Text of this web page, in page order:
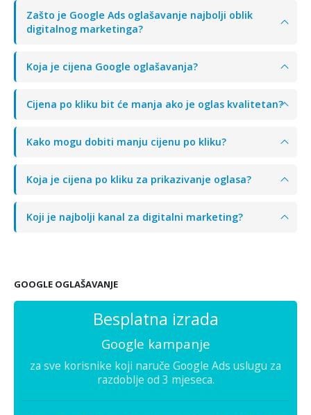
Zašto je Google Ads oglašavanje najbolji oblik
digitalnog marketinga?
Koja je cijena Google oglašavanja?
Cijena po kliku bit će manja ako je oglas kvalitetan?
Kako mogu dobiti manju cijenu po kliku?
Koja je cijena po kliku za prikazivanje oglasa?
Koji je najbolji kanal za digitalni marketing?
GOOGLE OGLAŠAVANJE
Besplatna izrada
Google kampanje
za sve korisnike koji naruče Google Ads uslugu za
razdoblje od 3 mjeseca.